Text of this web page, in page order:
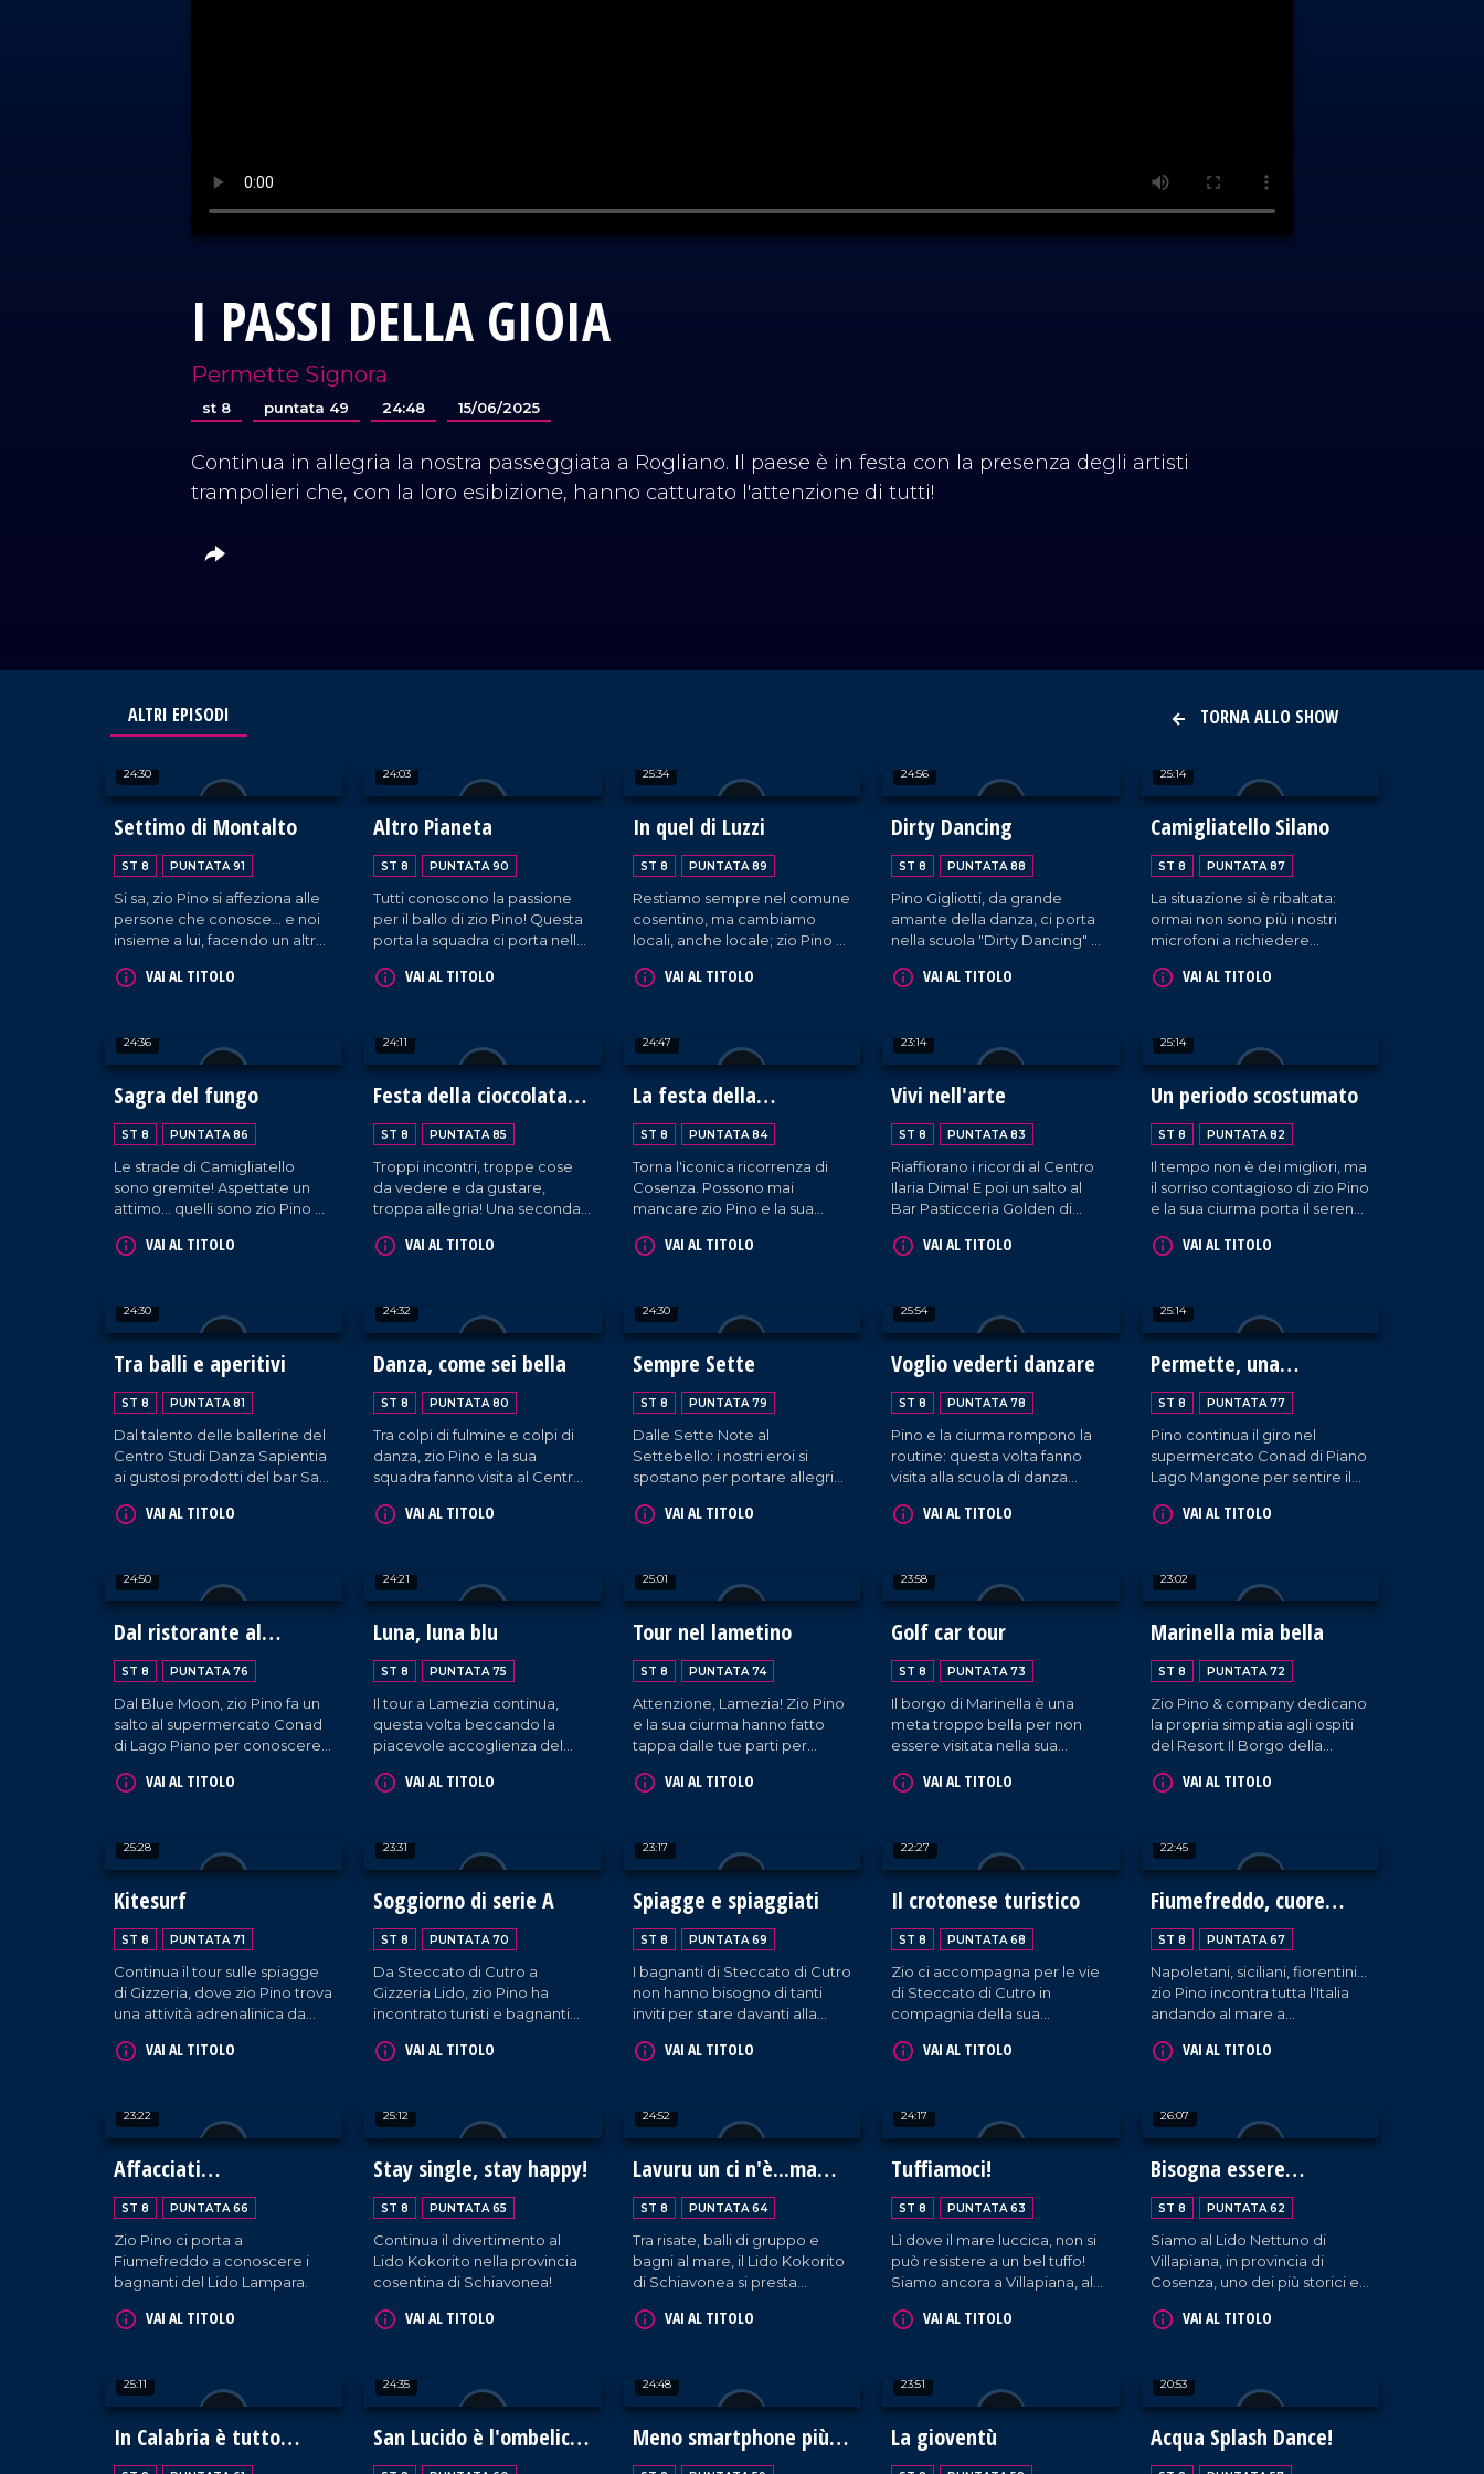
I PASSI DELLA GIOIA
Permette Signora
st 8 puntata 49 24:48 15/06/2025
Continua in allegria la nostra passeggiata a Rogliano. Il paese è in festa con la presenza degli artisti
trampolieri che, con la loro esibizione, hanno catturato l'attenzione di tutti!
TORNA ALLO SHOW
ALTRI EPISODI
24:30
Settimo di Montalto
ST 8 PUNTATA 91
Si sa, zio Pino si affeziona alle
persone che conosce... e noi
insieme a lui, facendo un altro
Dance.VAI AL TITOLO
24:03
Altro Pianeta
ST 8 PUNTATA 90
Tutti conoscono la passione
per il ballo di zio Pino! Questa
porta la squadra ci porta nella
Settimo di Montalto.
VAI AL TITOLO
25:34
In quel di Luzzi
ST 8 PUNTATA 89
Restiamo sempre nel comune
cosentino, ma cambiamo
locali, anche locale; zio Pino ci
VAI AL TITOLO
24:56
Dirty Dancing
ST 8 PUNTATA 88
Pino Gigliotti, da grande
amante della danza, ci porta
nella scuola "Dirty Dancing" di
VAI AL TITOLO
25:14
Camigliatello Silano
ST 8 PUNTATA 87
La situazione si è ribaltata:
ormai non sono più i nostri
microfoni a richiedere
sono le persone a chiederci di
della sua squadra!
VAI AL TITOLO
24:36
Sagra del fungo
ST 8 PUNTATA 86
Le strade di Camigliatello
sono gremite! Aspettate un
attimo... quelli sono zio Pino e
presenza è immancabile in un
VAI AL TITOLO
24:11
Festa della cioccolata
2025 - Parte II
ST 8 PUNTATA 85
Troppi incontri, troppe cose
da vedere e da gustare,
troppa allegria! Una seconda
Mazzini era necessaria.
VAI AL TITOLO
24:47
La festa della
cioccolata 2025
ST 8 PUNTATA 84
Torna l'iconica ricorrenza di
Cosenza. Possono mai
mancare zio Pino e la sua
popolato? Ne vedremo delle
VAI AL TITOLO
23:14
Vivi nell'arte
ST 8 PUNTATA 83
Riaffiorano i ricordi al Centro
Ilaria Dima! E poi un salto al
Bar Pasticceria Golden di
VAI AL TITOLO
25:14
Un periodo scostumato
ST 8 PUNTATA 82
Il tempo non è dei migliori, ma
il sorriso contagioso di zio Pino
e la sua ciurma porta il sereno
visita al Centro Danza Ilaria
VAI AL TITOLO
24:30
Tra balli e aperitivi
ST 8 PUNTATA 81
Dal talento delle ballerine del
Centro Studi Danza Sapientia
ai gustosi prodotti del bar San
VAI AL TITOLO
24:32
Danza, come sei bella
ST 8 PUNTATA 80
Tra colpi di fulmine e colpi di
danza, zio Pino e la sua
squadra fanno visita al Centro
Montalto.
VAI AL TITOLO
24:30
Sempre Sette
ST 8 PUNTATA 79
Dalle Sette Note al
Settebello: i nostri eroi si
spostano per portare allegria
Luzzi.VAI AL TITOLO
25:54
Voglio vederti danzare
ST 8 PUNTATA 78
Pino e la ciurma rompono la
routine: questa volta fanno
visita alla scuola di danza
VAI AL TITOLO
25:14
Permette, una
pregunta?
ST 8 PUNTATA 77
Pino continua il giro nel
supermercato Conad di Piano
Lago Mangone per sentire il
quali la responsabile del
coordinazione dei ruoli
aziendali.
VAI AL TITOLO
24:50
Dal ristorante al
supermercato
ST 8 PUNTATA 76
Dal Blue Moon, zio Pino fa un
salto al supermercato Conad
di Lago Piano per conoscere
scoprirne di più sulle
VAI AL TITOLO
24:21
Luna, luna blu
ST 8 PUNTATA 75
Il tour a Lamezia continua,
questa volta beccando la
piacevole accoglienza del
Moon.VAI AL TITOLO
25:01
Tour nel lametino
ST 8 PUNTATA 74
Attenzione, Lamezia! Zio Pino
e la sua ciurma hanno fatto
tappa dalle tue parti per
buonumore!
VAI AL TITOLO
23:58
Golf car tour
ST 8 PUNTATA 73
Il borgo di Marinella è una
meta troppo bella per non
essere visitata nella sua
e la sua ciurma hanno
VAI AL TITOLO
23:02
Marinella mia bella
ST 8 PUNTATA 72
Zio Pino & company dedicano
la propria simpatia agli ospiti
del Resort Il Borgo della
VAI AL TITOLO
25:28
Kitesurf
ST 8 PUNTATA 71
Continua il tour sulle spiagge
di Gizzeria, dove zio Pino trova
una attività adrenalinica da
VAI AL TITOLO
23:31
Soggiorno di serie A
ST 8 PUNTATA 70
Da Steccato di Cutro a
Gizzeria Lido, zio Pino ha
incontrato turisti e bagnanti
simpatia!VAI AL TITOLO
23:17
Spiagge e spiaggiati
ST 8 PUNTATA 69
I bagnanti di Steccato di Cutro
non hanno bisogno di tanti
inviti per stare davanti alla
della tv nate!
VAI AL TITOLO
22:27
Il crotonese turistico
ST 8 PUNTATA 68
Zio ci accompagna per le vie
di Steccato di Cutro in
compagnia della sua
VAI AL TITOLO
22:45
Fiumefreddo, cuore
caldo
ST 8 PUNTATA 67
Napoletani, siciliani, fiorentini...
zio Pino incontra tutta l'Italia
andando al mare a
VAI AL TITOLO
23:22
Affacciati
dall'ombrellone, amore
mio!
ST 8 PUNTATA 66
Zio Pino ci porta a
Fiumefreddo a conoscere i
bagnanti del Lido Lampara.
VAI AL TITOLO
25:12
Stay single, stay happy!
ST 8 PUNTATA 65
Continua il divertimento al
Lido Kokorito nella provincia
cosentina di Schiavonea!
VAI AL TITOLO
24:52
Lavuru un ci n'è...ma
vacanzi si!
ST 8 PUNTATA 64
Tra risate, balli di gruppo e
bagni al mare, il Lido Kokorito
di Schiavonea si presta
Pino!VAI AL TITOLO
24:17
Tuffiamoci!
ST 8 PUNTATA 63
Lì dove il mare luccica, non si
può resistere a un bel tuffo!
Siamo ancora a Villapiana, al
prosegue con le sue
racconta, con spontaneità, la
gioia di vivere l'estate tra
sorrisi, mare e spensieratezza.
VAI AL TITOLO
26:07
Bisogna essere
ottimisti!
ST 8 PUNTATA 62
Siamo al Lido Nettuno di
Villapiana, in provincia di
Cosenza, uno dei più storici e
alla calda accoglienza e alla
tutto ancora più speciale ci
pensa Zio Pino, che con le sue
interviste ai turisti provenienti
da tutta Italia trasforma ogni
VAI AL TITOLO
25:11
In Calabria è tutto
bello!
24:35
San Lucido è l'ombelico
del mondo
24:48
Meno smartphone più
chiacchiere
23:51
La gioventù
20:53
Acqua Splash Dance!